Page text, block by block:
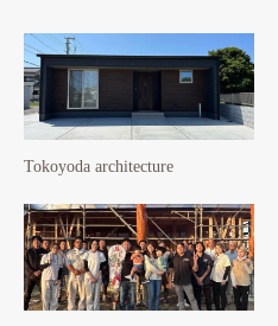
Tokoyoda architecture